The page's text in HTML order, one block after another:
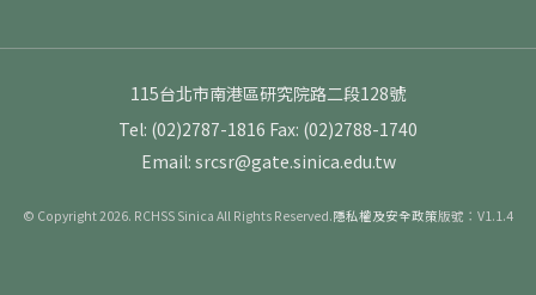
115台北市南港區研究院路二段128號
Tel: (02)2787-1816 Fax: (02)2788-1740
Email: srcsr@gate.sinica.edu.tw
© Copyright 2026. RCHSS Sinica All Rights Reserved.隱私權及安全政策版號：V1.1.4